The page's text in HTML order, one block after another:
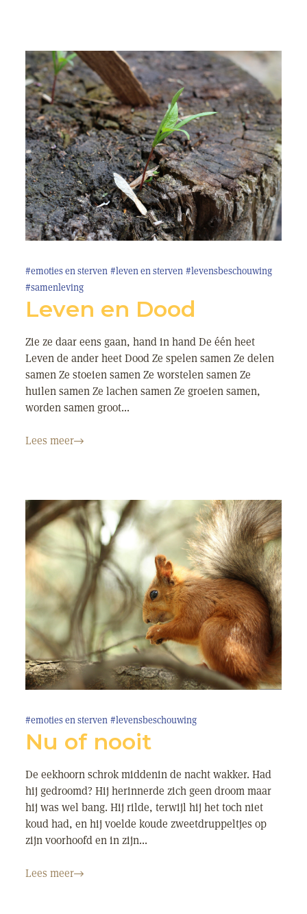
#emoties en sterven #leven en sterven #levensbeschouwing
#samenleving
Leven en Dood
Zie ze daar eens gaan, hand in hand De één heet
Leven de ander heet Dood Ze spelen samen Ze delen
samen Ze stoeien samen Ze worstelen samen Ze
huilen samen Ze lachen samen Ze groeien samen,
worden samen groot...
Lees meer
#emoties en sterven #levensbeschouwing
Nu of nooit
De eekhoorn schrok middenin de nacht wakker. Had
hij gedroomd? Hij herinnerde zich geen droom maar
hij was wel bang. Hij rilde, terwijl hij het toch niet
koud had, en hij voelde koude zweetdruppeltjes op
zijn voorhoofd en in zijn...
Lees meer